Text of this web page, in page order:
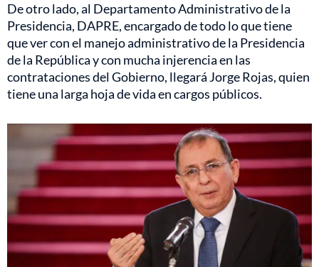
De otro lado, al Departamento Administrativo de la
Presidencia, DAPRE, encargado de todo lo que tiene
que ver con el manejo administrativo de la Presidencia
de la República y con mucha injerencia en las
contrataciones del Gobierno, llegará Jorge Rojas, quien
tiene una larga hoja de vida en cargos públicos.